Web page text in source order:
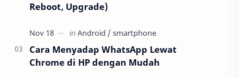
Reboot, Upgrade)
Cara Menyadap WhatsApp Lewat
Chrome di HP dengan Mudah